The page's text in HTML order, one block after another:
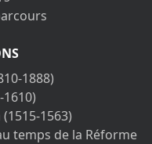
1888)
1563)
temps de la Réforme